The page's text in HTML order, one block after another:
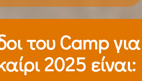
τoυ Camp για
2025 είναι: